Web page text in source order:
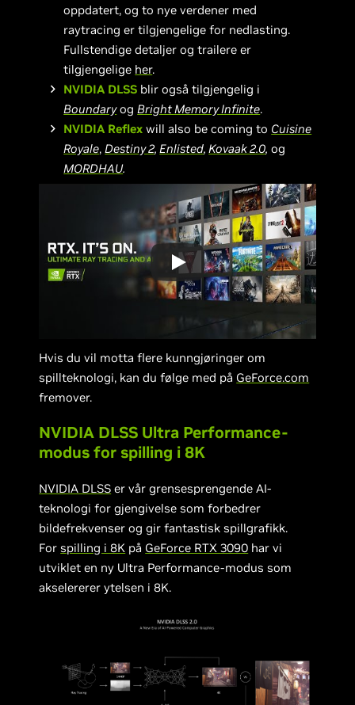
oppdatert, og to nye verdener med
raytracing er tilgjengelige for nedlasting.
Fullstendige detaljer og trailere er
tilgjengelige her.
NVIDIA DLSS blir også tilgjengelig i
Boundaryog Bright Memory Infinite.
NVIDIA Reflex will also be coming to Cuisine
Royale, Destiny 2, Enlisted, Kovaak 2.0, og
MORDHAU.
Hvis du vil motta flere kunngjøringer om
spillteknologi, kan du følge med på GeForce.com
fremover.
NVIDIA DLSS Ultra Performance-
modus for spilling i 8K
NVIDIA DLSS er vår grensesprengende AI-
teknologi for gjengivelse som forbedrer
bildefrekvenser og gir fantastisk spillgrafikk.
Forspilling i 8K på GeForce RTX 3090 har vi
utviklet en ny Ultra Performance-modus som
akselererer ytelsen i 8K.